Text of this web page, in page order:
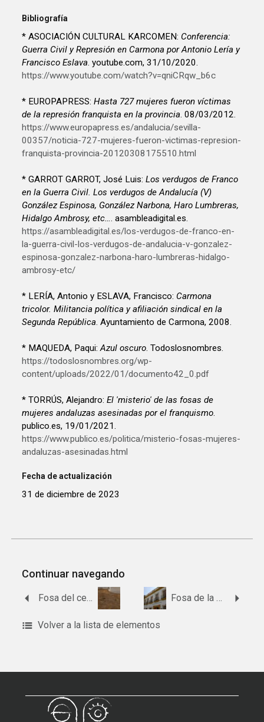
Bibliografía
* ASOCIACIÓN CULTURAL KARCOMEN: Conferencia:
Guerra Civil y Represión en Carmona por Antonio Lería y
Francisco Eslava. youtube.com, 31/10/2020.
https://www.youtube.com/watch?v=qniCRqw_b6c
* EUROPAPRESS:Hasta 727 mujeres fueron víctimas
de la represión franquista en la provincia. 08/03/2012.
https://www.europapress.es/andalucia/sevilla-
00357/noticia-727-mujeres-fueron-victimas-represion-
franquista-provincia-20120308175510.html
* GARROT GARROT, José Luis:Los verdugos de Franco
en la Guerra Civil. Los verdugos de Andalucía (V)
González Espinosa, González Narbona, Haro Lumbreras,
Hidalgo Ambrosy, etc…. asambleadigital.es.
https://asambleadigital.es/los-verdugos-de-franco-en-
la-guerra-civil-los-verdugos-de-andalucia-v-gonzalez-
espinosa-gonzalez-narbona-haro-lumbreras-hidalgo-
ambrosy-etc/
* LERÍA, Antonio y ESLAVA, Francisco: Carmona
tricolor. Militancia política y afiliación sindical en la
Segunda República. Ayuntamiento de Carmona, 2008.
* MAQUEDA, Paqui:Azul oscuro. Todoslosnombres.
https://todoslosnombres.org/wp-
content/uploads/2022/01/documento42_0.pdf
* TORRÚS, Alejandro:El 'misterio' de las fosas de
mujeres andaluzas asesinadas por el franquismo.
publico.es, 19/01/2021.
https://www.publico.es/politica/misterio-fosas-mujeres-
andaluzas-asesinadas.html
Fecha de actualización
31 de diciembre de 2023
Continuar navegando
Fosa del cementerio de Carrión de los Céspedes. Fosa de la calle San Juan, nº 2-4.
Volver a la lista de elementos